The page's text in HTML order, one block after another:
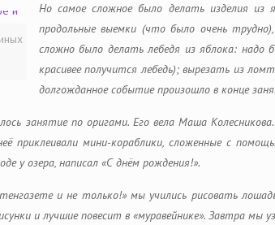
Но самое сложное было делать изделия из
продольные выемки (что было очень
сложно было делать лебедя из яблока:
красивее получится лебедь); вырезать из
долгожданное событие произошло в конце
занятие по оригами. Его вела Маша
приклеивали мини-кораблики, сложенные с
у озера, написал «С днём рождения!».
и не только!» мы учились рисовать
и лучшие повесит в «муравейнике». Завтра мы